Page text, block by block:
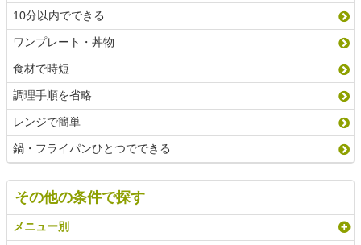
10分以内でできる
ワンプレート・丼物
食材で時短
調理手順を省略
レンジで簡単
鍋・フライパンひとつでできる
その他の条件で探す
メニュー別